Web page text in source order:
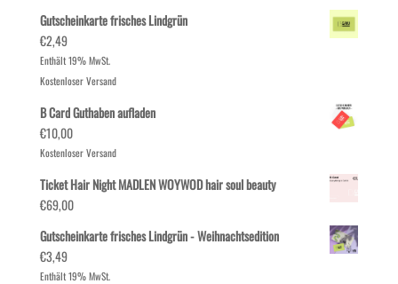
Gutscheinkarte frisches Lindgrün
€2,49
Enthält 19% MwSt.
Kostenloser Versand
B Card Guthaben aufladen
€10,00
Kostenloser Versand
Ticket Hair Night MADLEN WOYWOD hair soul beauty
€69,00
Gutscheinkarte frisches Lindgrün - Weihnachtsedition
€3,49
Enthält 19% MwSt.